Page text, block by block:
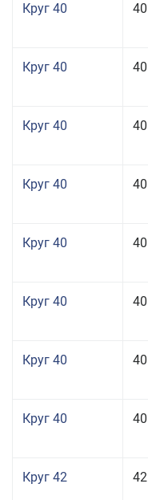
Круг 40 40
Круг 40 40
Круг 40 40
Круг 40 40
Круг 40 40
Круг 40 40
Круг 40 40
Круг 40 40
Круг 42 42